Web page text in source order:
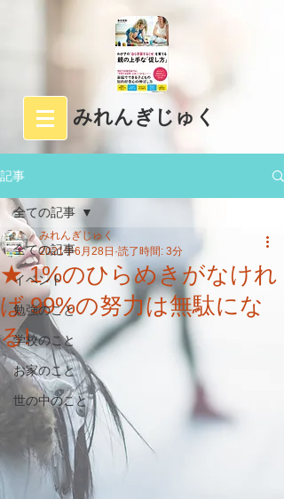
みれんぎじゅく
記事
全ての記事
イベント
勉強のこと
学校のこと
お家のこと
世の中のこと
全ての記事
★ 1%のひらめきがなけれ
ば 99%の努力は無駄にな
る!
みれんぎじゅく
2021年6月28日 読了時間: 3分